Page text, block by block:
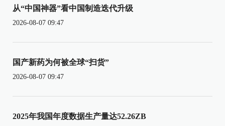
从“中国神器”看中国制造迭代升级
2026-08-07 09:47
国产新药为何被全球“扫货”
2026-08-07 09:47
2025年我国年度数据生产量达52.26ZB